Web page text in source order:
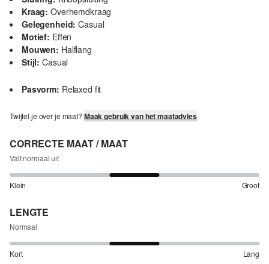
Kraag: Overhemdkraag
Gelegenheid: Casual
Motief: Effen
Mouwen: Halflang
Stijl: Casual
Pasvorm: Relaxed fit
Twijfel je over je maat? Maak gebruik van het maatadvies
CORRECTE MAAT / MAAT
Valt normaal uit
Klein Groot
LENGTE
Normaal
Kort Lang